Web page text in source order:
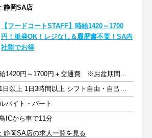
静岡SA店
【フードコートSTAFF】時給1420～1700
円！単発OK！レジなし＆履歴書不要！SA内
社割でお得
時給1420円～1700円＋交通費 ※お盆期間外は1220円～1500円
週1日以上 1日3時間以上 シフト自由・自己申告
バイト・パート
ICから車で11分
静岡SA店の求人一覧を見る